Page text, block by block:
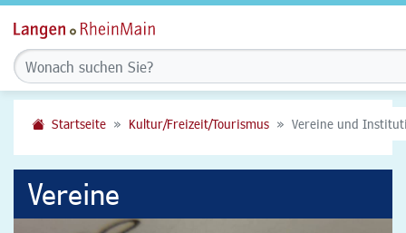
Startseite Kultur/Freizeit/Tourismus Vereine und
Vereine